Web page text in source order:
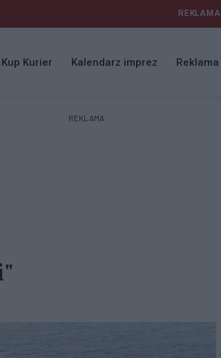
REKLAMA
Kup Kurier Kalendarz imprez Reklama
REKLAMA